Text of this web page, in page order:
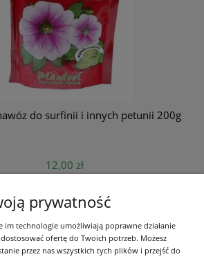
do surfinii i innych petunii 200g
12,00 zł
Pomoc
prywatność
im technologie umożliwiają poprawne działanie
ofertę do Twoich potrzeb. Możesz
przez nas wszystkich tych plików i przejść do